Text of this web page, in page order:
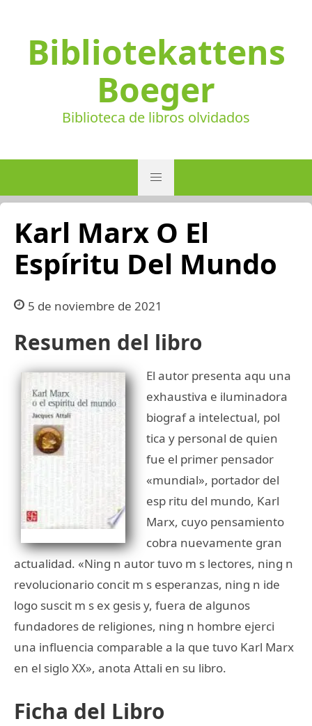
Bibliotekattens
Boeger
Biblioteca de libros olvidados
Karl Marx O El
Espíritu Del Mundo
5 de noviembre de 2021
Resumen del libro
El autor presenta aqu una
exhaustiva e iluminadora
biograf a intelectual, pol
tica y personal de quien
fue el primer pensador
«mundial», portador del
esp ritu del mundo, Karl
Marx, cuyo pensamiento
cobra nuevamente gran
actualidad. «Ning n autor tuvo m s lectores, ning n
revolucionario concit m s esperanzas, ning n ide
logo suscit m s ex gesis y, fuera de algunos
fundadores de religiones, ning n hombre ejerci
una influencia comparable a la que tuvo Karl Marx
en el siglo XX», anota Attali en su libro.
Ficha del Libro